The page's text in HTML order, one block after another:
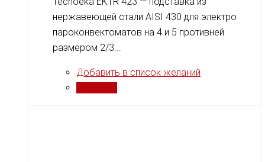
нержавеющей стали AISI 430 для электро
пароконвектоматов на 4 и 5 противней
размером 2/3...
Добавить в список желаний